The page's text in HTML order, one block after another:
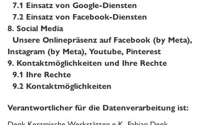
7.1 Einsatz von Google-Diensten
7.2 Einsatz von Facebook-Diensten
8. Social Media
Unsere Onlinepräsenz auf Facebook (by Meta),
Instagram (by Meta), Youtube, Pinterest
9. Kontaktmöglichkeiten und Ihre Rechte
9.1 Ihre Rechte
9.2 Kontaktmöglichkeiten
Verantwortlicher für die Datenverarbeitung ist: